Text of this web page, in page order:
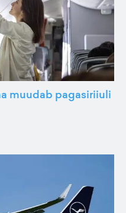
muudab pagasiriiuli